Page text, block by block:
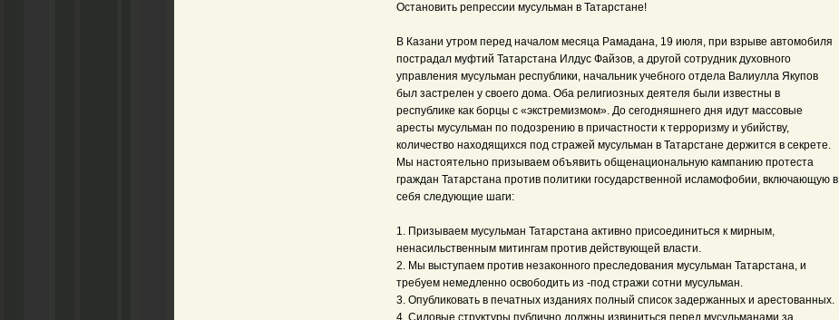
Остановить репрессии мусульман в Татарстане!
В Казани утром перед началом месяца Рамадана, 19 июля, при взрыве автомобиля
пострадал муфтий Татарстана Илдус Файзов, а другой сотрудник духовного
управления мусульман республики, начальник учебного отдела Валиулла Якупов
был застрелен у своего дома. Оба религиозных деятеля были известны в
республике как борцы с «экстремизмом». До сегодняшнего дня идут массовые
аресты мусульман по подозрению в причастности к терроризму и убийству,
количество находящихся под стражей мусульман в Татарстане держится в секрете.
Мы настоятельно призываем объявить общенациональную кампанию протеста
граждан Татарстана против политики государственной исламофобии, включающую в
себя следующие шаги:
1. Призываем мусульман Татарстана активно присоединиться к мирным,
ненасильственным митингам против действующей власти.
2. Мы выступаем против незаконного преследования мусульман Татарстана, и
требуем немедленно освободить из -под стражи сотни мусульман.
3. Опубликовать в печатных изданиях полный список задержанных и арестованных.
4. Силовые структуры публично должны извиниться перед мусульманами за